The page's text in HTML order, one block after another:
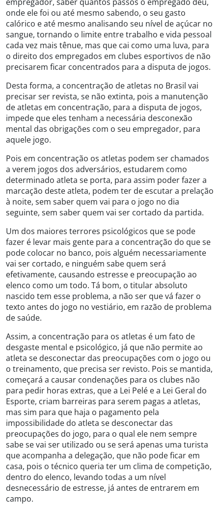
onde ele foi ou até mesmo sabendo, o seu gasto
calórico e até mesmo analisando seu nível de açúcar no
sangue, tornando o limite entre trabalho e vida pessoal
cada vez mais tênue, mas que cai como uma luva, para
o direito dos empregados em clubes esportivos de não
precisarem ficar concentrados para a disputa de jogos.
Desta forma, a concentração de atletas no Brasil vai
precisar ser revista, se não extinta, pois a manutenção
de atletas em concentração, para a disputa de jogos,
impede que eles tenham a necessária desconexão
mental das obrigações com o seu empregador, para
aquele jogo.
Pois em concentração os atletas podem ser chamados
a verem jogos dos adversários, estudarem como
determinado atleta se porta, para assim poder fazer a
marcação deste atleta, podem ter de escutar a prelação
à noite, sem saber quem vai para o jogo no dia
seguinte, sem saber quem vai ser cortado da partida.
Um dos maiores terrores psicológicos que se pode
fazer é levar mais gente para a concentração do que se
pode colocar no banco, pois alguém necessariamente
vai ser cortado, e ninguém sabe quem será
efetivamente, causando estresse e preocupação ao
elenco como um todo. Tá bom, o titular absoluto
nascido tem esse problema, a não ser que vá fazer o
texto antes do jogo no vestiário, em razão de problema
de saúde.
Assim, a concentração para os atletas é um fato de
desgaste mental e psicológico, já que não permite ao
atleta se desconectar das preocupações com o jogo ou
o treinamento, que precisa ser revisto. Pois se mantida,
começará a causar condenações para os clubes não
para pedir horas extras, que a Lei Pelé e a Lei Geral do
Esporte, criam barreiras para serem pagas a atletas,
mas sim para que haja o pagamento pela
impossibilidade do atleta se desconectar das
preocupações do jogo, para o qual ele nem sempre
sabe se vai ser utilizado ou se será apenas uma turista
que acompanha a delegação, que não pode ficar em
casa, pois o técnico queria ter um clima de competição,
dentro do elenco, levando todas a um nível
desnecessário de estresse, já antes de entrarem em
campo.